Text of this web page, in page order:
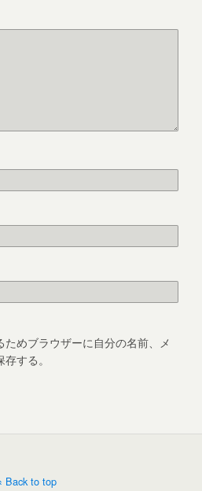
めブラウザーに自分の名前、メ
する。
Back to top